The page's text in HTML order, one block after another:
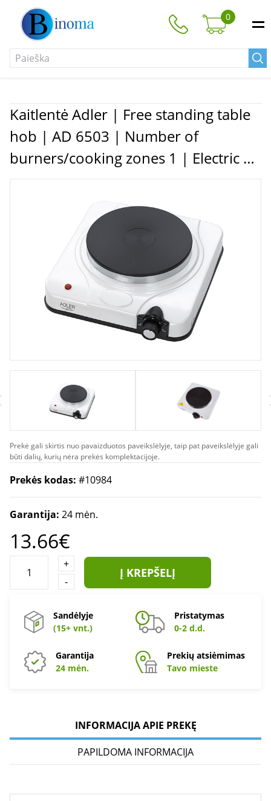
0
Kaitlentė Adler | Free standing table
hob | AD 6503 | Number of
burners/cooking zones 1 | Electric |
White
Prekė gali skirtis nuo pavaizduotos paveikslėlyje, taip pat paveikslėlyje gali
būti dalių, kurių nėra prekės komplektacijoje.
Prekės kodas: #10984
Garantija: 24 mėn.
13.66€
+
-
Į KREPŠELĮ
Sandėlyje
(15+ vnt.)
Pristatymas
0-2 d.d.
Garantija
24 mėn.
Prekių atsiėmimas
Tavo mieste
INFORMACIJA APIE PREKĘ
PAPILDOMA INFORMACIJA